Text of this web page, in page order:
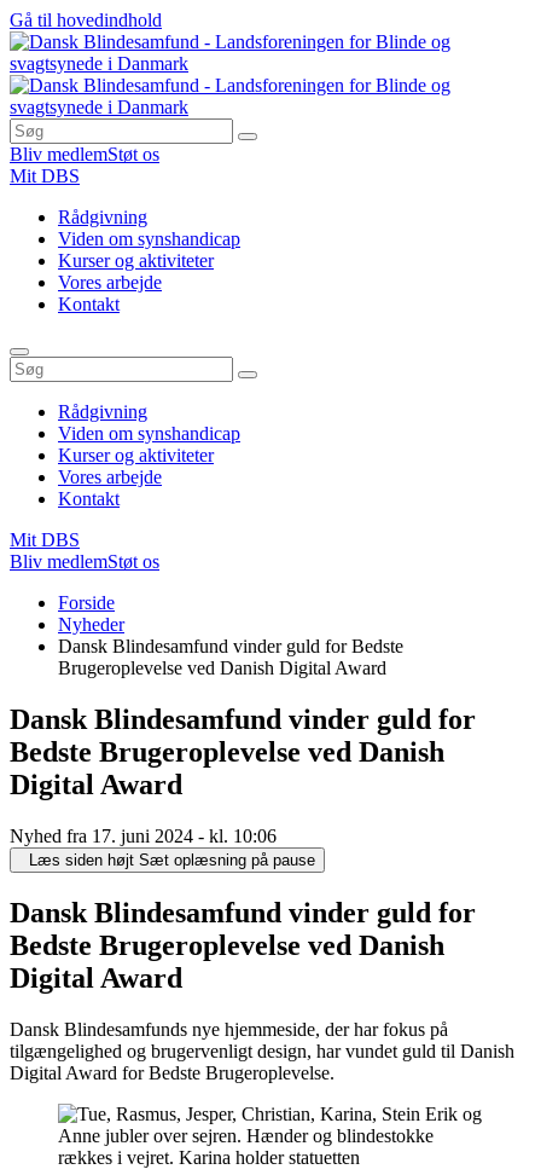
Gå til hovedindhold
Bliv medlemStøt os
Mit DBS
Rådgivning
Viden om synshandicap
Kurser og aktiviteter
Vores arbejde
Kontakt
Rådgivning
Viden om synshandicap
Kurser og aktiviteter
Vores arbejde
Kontakt
Mit DBS
Bliv medlemStøt os
Forside
Nyheder
Dansk Blindesamfund vinder guld for Bedste
Brugeroplevelse ved Danish Digital Award
Dansk Blindesamfund vinder guld for
Bedste Brugeroplevelse ved Danish
Digital Award
Nyhed fra 17. juni 2024 - kl. 10:06
Læs siden højt Sæt oplæsning på pause
Dansk Blindesamfund vinder guld for
Bedste Brugeroplevelse ved Danish
Digital Award
Dansk Blindesamfunds nye hjemmeside, der har fokus på
tilgængelighed og brugervenligt design, har vundet guld til Danish
Digital Award for Bedste Brugeroplevelse.